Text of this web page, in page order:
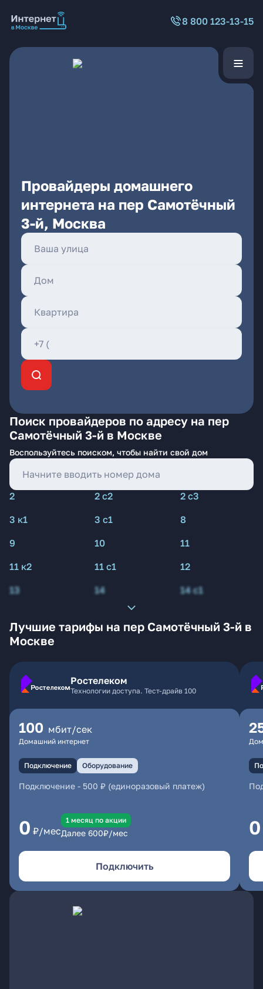
8 800 123-13-15
Провайдеры домашнего
интернета на пер Самотёчный
3-й, Москва
Поиск провайдеров по адресу на пер
Самотёчный 3-й в Москве
Воспользуйтесь поиском, чтобы найти свой дом
2 2 с2
2 с3
3 к1
3 с1
8
9
10
11
11 к2
11 с1
12
13
14 14 с1
Лучшие тарифы на пер Самотёчный 3-й в
Москве
Ростелеком
Технологии доступа. Тест-драйв 100
100 мбит/сек
Домашний интернет
Подключение Оборудование
Подключение - 500 ₽ (единоразовый платеж)
0 ₽/мес
1 месяц по акции
Далее 600₽/мес
Подключить
0